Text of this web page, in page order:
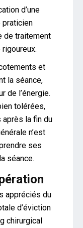
d’une
praticien
de traitement
et
la séance,
de l’énergie.
tolérées,
la fin du
n’est
ses
séance.
appréciés du
d’éviction
chirurgical